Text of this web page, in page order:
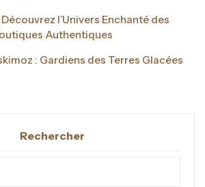
Découvrez l’Univers Enchanté des
Authentiques
: Gardiens des Terres Glacées
Rechercher